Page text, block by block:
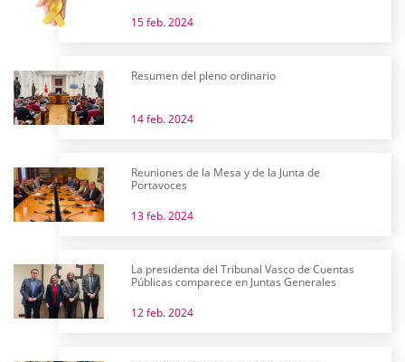
15 feb. 2024
Resumen del pleno ordinario
14 feb. 2024
Reuniones de la Mesa y de la Junta de
Portavoces
13 feb. 2024
La presidenta del Tribunal Vasco de Cuentas
Públicas comparece en Juntas Generales
12 feb. 2024